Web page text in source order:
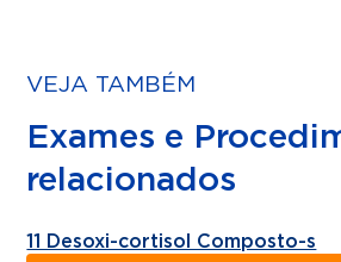
VEJA TAMBÉM
Exames e
relacionados
11 Desoxi-cortisol Composto-s